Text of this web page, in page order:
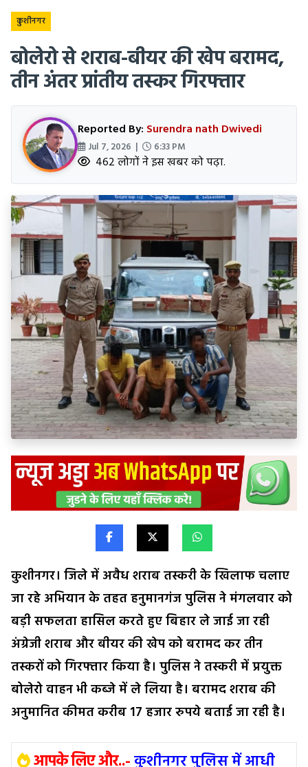
कुशीनगर
बोलेरो से शराब-बीयर की खेप बरामद,
तीन अंतर प्रांतीय तस्कर गिरफ्तार
Reported By: Surendra nath Dwivedi
Jul 7, 2026 | 6:33 PM
462 लोगों ने इस खबर को पढ़ा.
कुशीनगर। जिले में अवैध शराब तस्करी के खिलाफ चलाए
जा रहे अभियान के तहत हनुमानगंज पुलिस ने मंगलवार को
बड़ी सफलता हासिल करते हुए बिहार ले जाई जा रही
अंग्रेजी शराब और बीयर की खेप को बरामद कर तीन
तस्करों को गिरफ्तार किया है। पुलिस ने तस्करी में प्रयुक्त
बोलेरो वाहन भी कब्जे में ले लिया है। बरामद शराब की
अनुमानित कीमत करीब 17 हजार रुपये बताई जा रही है।
आपके लिए और..-कुशीनगर पुलिस में आधी